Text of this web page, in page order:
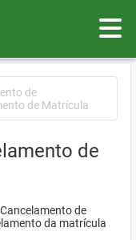
de
de Matrícula
de
de
da matrícula